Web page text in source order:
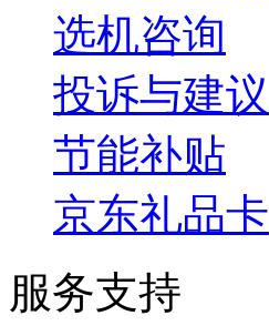
选机咨询
投诉与建议
节能补贴
京东礼品卡
服务支持